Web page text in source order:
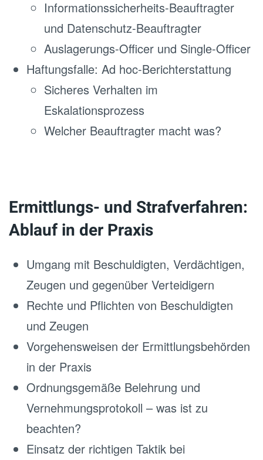
Informationssicherheits-Beauftragter
und Datenschutz-Beauftragter
Auslagerungs-Officer und Single-Officer
Haftungsfalle: Ad hoc-Berichterstattung
Sicheres Verhalten im
Eskalationsprozess
Welcher Beauftragter macht was?
Ermittlungs- und Strafverfahren:
Ablauf in der Praxis
Umgang mit Beschuldigten, Verdächtigen,
Zeugen und gegenüber Verteidigern
Rechte und Pflichten von Beschuldigten
und Zeugen
Vorgehensweisen der Ermittlungsbehörden
in der Praxis
Ordnungsgemäße Belehrung und
Vernehmungsprotokoll – was ist zu
beachten?
Einsatz der richtigen Taktik bei